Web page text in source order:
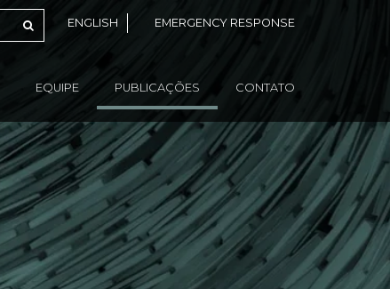
ENGLISH EMERGENCY RESPONSE
EQUIPE PUBLICAÇÕES CONTATO